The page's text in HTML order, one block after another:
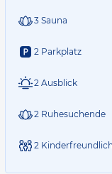
3 Sauna
2 Parkplatz
2 Ausblick
2 Ruhesuchende
2 Kinderfreundlich